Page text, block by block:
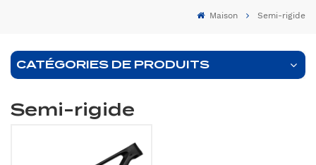
Maison Semi-rigide
CATÉGORIES DE PRODUITS
Semi-rigide